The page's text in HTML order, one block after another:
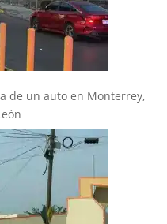
de un auto en Monterrey,